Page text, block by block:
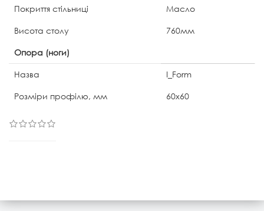
Покриття стільниці
Масло
Висота столу
760мм
Опора (ноги)
Назва
I_Form
Розміри профілю, мм
60х60